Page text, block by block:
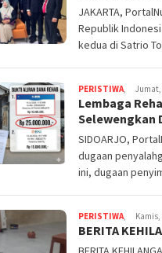
JAKARTA,
Republik
kedua di Satrio
PERISTIWA Jumat,
Lembaga
Selewengkan
SIDOARJO,
dugaan
ini, dugaan
PERISTIWA Kamis,
BERITA